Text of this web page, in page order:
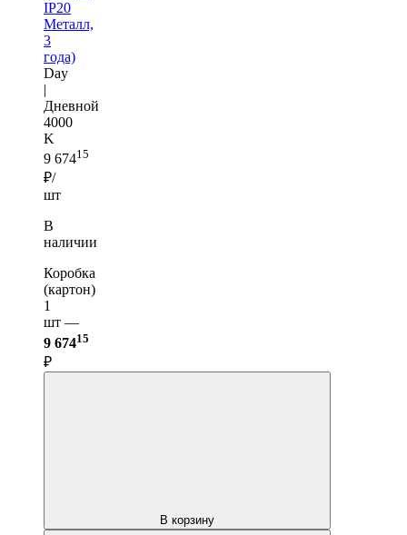
IP20
Металл,
3
года)
Day
|
Дневной
4000
K
9 67415
₽/
шт
В
наличии
Коробка
(картон)
1
шт —
9 67415
₽
В корзину